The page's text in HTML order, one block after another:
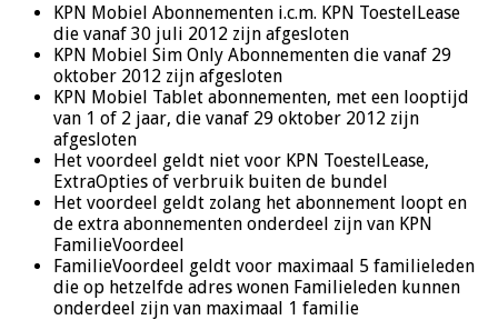
KPN Mobiel Abonnementen i.c.m. KPN ToestelLease
die vanaf 30 juli 2012 zijn afgesloten
KPN Mobiel Sim Only Abonnementen die vanaf 29
oktober 2012 zijn afgesloten
KPN Mobiel Tablet abonnementen, met een looptijd
van 1 of 2 jaar, die vanaf 29 oktober 2012 zijn
afgesloten
Het voordeel geldt niet voor KPN ToestelLease,
ExtraOpties of verbruik buiten de bundel
Het voordeel geldt zolang het abonnement loopt en
de extra abonnementen onderdeel zijn van KPN
FamilieVoordeel
FamilieVoordeel geldt voor maximaal 5 familieleden
die op hetzelfde adres wonen Familieleden kunnen
onderdeel zijn van maximaal 1 familie